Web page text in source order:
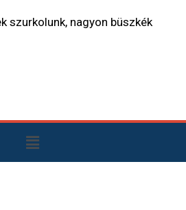
szurkolunk, nagyon büszkék